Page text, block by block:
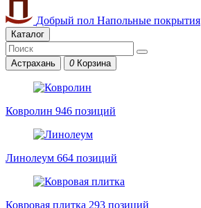
Добрый пол Напольные покрытия
Каталог
Астрахань 0 Корзина
Ковролин 946 позиций
Линолеум 664 позиций
Ковровая плитка 293 позиций